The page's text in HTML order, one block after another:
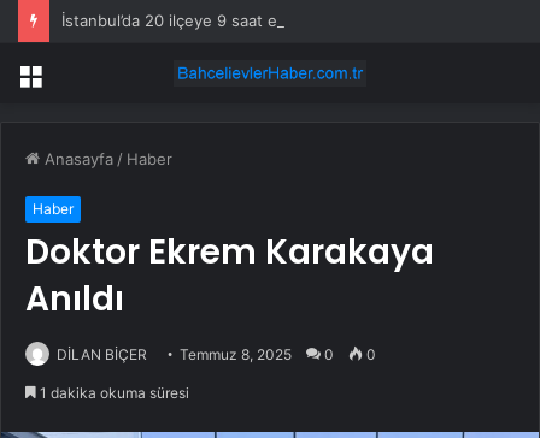
İstanbul’da 20 ilçeye 9 saat elektrik verilemeyecek
Menü
Anasayfa / Haber
Haber
Doktor Ekrem Karakaya
Anıldı
DİLAN BİÇER Temmuz 8, 2025 0 0
1 dakika okuma süresi